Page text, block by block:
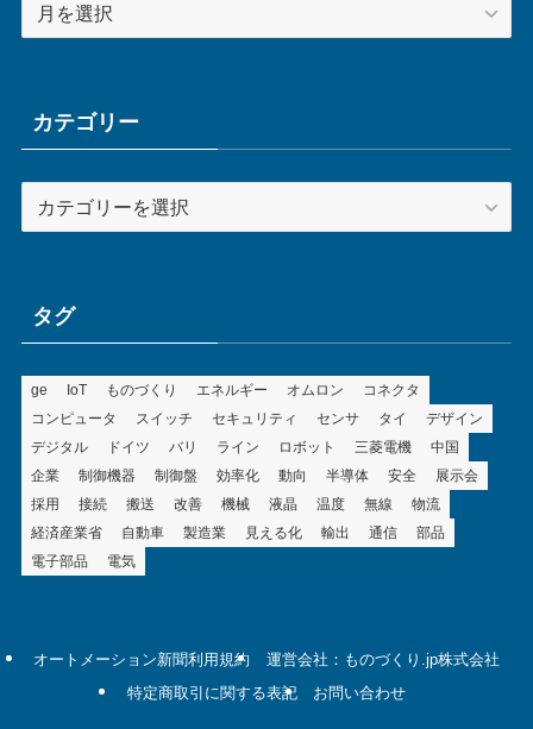
ー
ブカテゴリー
テ
ータグ
ge IoT ものづくり エネルギー オムロン
コネクタ
コンピュータ
スイッチ セキュリティ センサ タイ
デザイン
デジタル
ドイツ バリ ライン ロボット 三菱電機
中国
企業
制御機器 制御盤 効率化 動向 半導体 安全
展示会
採用
接続 搬送 改善 機械 液晶 温度 無線
物流
経済産業省
自動車 製造業 見える化 輸出 通信
部品
電子部品
電気
オートメーション新聞利用規約
運営会社：ものづくり.jp株式会社
特定商取引に関する表記
お問い合わせ